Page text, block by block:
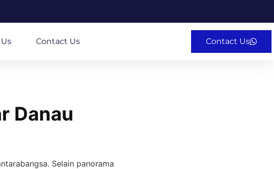
Contact Us Contact Us
Danau
Selain panorama